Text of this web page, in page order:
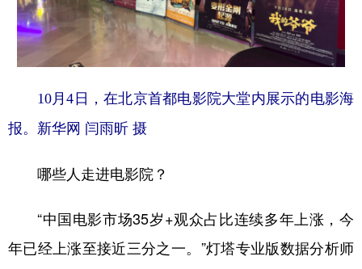
四川 贵州 云南 西藏
青海 宁夏
多语种频道
English Español
Deutsch Português
10月4日，在北京首都电影院大堂内展示的电影海
报。新华网 闫雨昕 摄
哪些人走进电影院？
“中国电影市场35岁+观众占比连续多年上涨，今
年已经上涨至接近三分之一。”灯塔专业版数据分析师